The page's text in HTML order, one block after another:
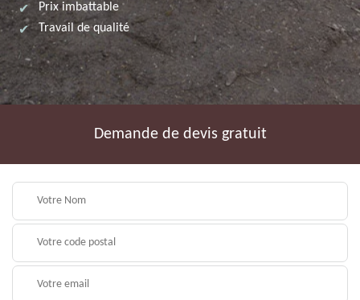
Prix imbattable
Travail de qualité
Demande de devis gratuit